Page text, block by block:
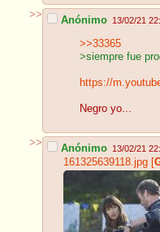
>> Anónimo 13/02/21
>>33365
>siempre fue
https://
Negro yo...
>> Anónimo 13/02/21
161325639118.jpg [